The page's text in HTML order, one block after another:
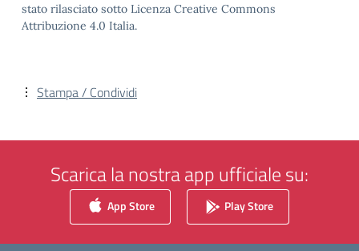
stato rilasciato sotto Licenza Creative Commons
Attribuzione 4.0 Italia.
Stampa / Condividi
Scarica la nostra app ufficiale su:
App Store Play Store